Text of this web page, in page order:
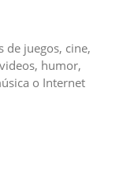
de juegos, cine,
humor,
o Internet